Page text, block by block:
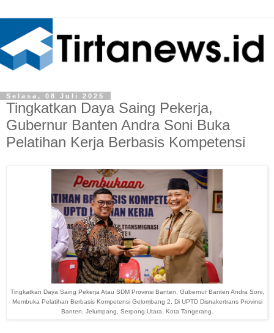
Selasa, 08 Juli 2025
Tingkatkan Daya Saing Pekerja,
Gubernur Banten Andra Soni Buka
Pelatihan Kerja Berbasis Kompetensi
Tingkatkan Daya Saing Pekerja Atau SDM Provinsi Banten, Gubernur Banten Andra Soni,
Membuka Pelatihan Berbasis Kompetensi Gelombang 2, Di UPTD Disnakertrans Provinsi
Banten, Jelumpang, Serpong Utara, Kota Tangerang.